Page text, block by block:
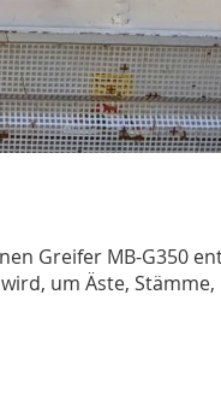
Greifer MB-G350
um Äste, Stämme,